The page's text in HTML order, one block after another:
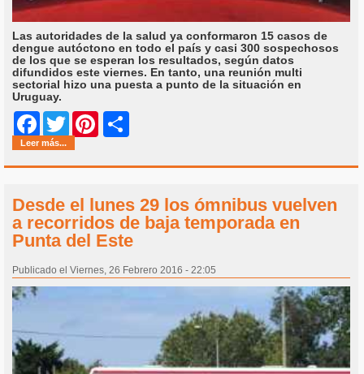
Las autoridades de la salud ya conformaron 15 casos de
dengue autóctono en todo el país y casi 300 sospechosos
de los que se esperan los resultados, según datos
difundidos este viernes. En tanto, una reunión multi
sectorial hizo una puesta a punto de la situación en
Uruguay.
Facebook
Twitter Pinterest
Leer más...
Desde el lunes 29 los ómnibus vuelven
a recorridos de baja temporada en
Punta del Este
Publicado el Viernes, 26 Febrero 2016 - 22:05